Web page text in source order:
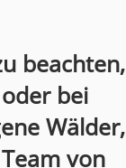
beachten,
bei
Wälder,
von